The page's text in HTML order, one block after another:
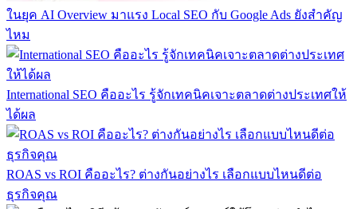
ในยุค AI Overview มาแรง Local SEO กับ Google Ads ยังสำคัญ
ไหม
International SEO คืออะไร รู้จักเทคนิคเจาะตลาดต่างประเทศให้
ได้ผล
ROAS vs ROI คืออะไร? ต่างกันอย่างไร เลือกแบบไหนดีต่อ
ธุรกิจคุณ